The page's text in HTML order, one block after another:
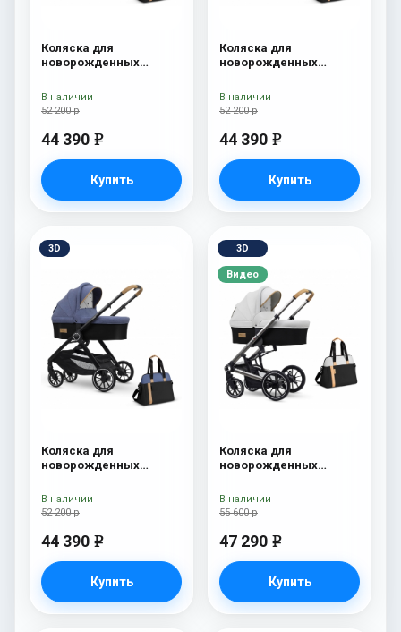
Коляска для
новорожденных
сумка Sahara
52 200 р
44 390 e
Купить
В наличии
Коляска для
новорожденных
сумка Grey
52 200 р
44 390 e
Купить
В наличии
3D
Коляска для
новорожденных
сумка Denim
52 200 р
44 390 e
Купить
В наличии
3D
Видео
Коляска для
новорожденных
Sahara
55 600 р
47 290 e
Купить
В наличии